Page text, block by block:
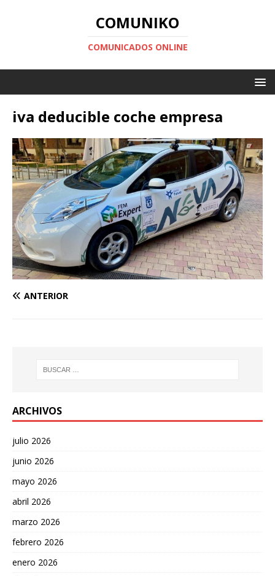
COMUNIKO
COMUNICADOS ONLINE
iva deducible coche empresa
ANTERIOR
ARCHIVOS
julio 2026
junio 2026
mayo 2026
abril 2026
marzo 2026
febrero 2026
enero 2026